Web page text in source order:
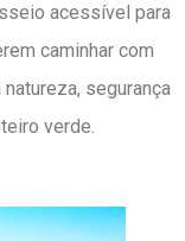
acessível para
caminhar com
segurança
verde.